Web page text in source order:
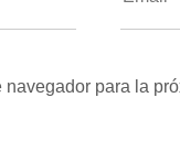
para la